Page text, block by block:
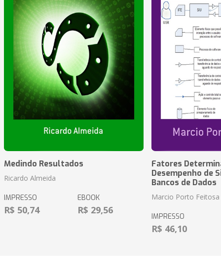
Medindo Resultados
Ricardo Almeida
IMPRESSO
R$ 50,74
EBOOK
R$ 29,56
Fatores
Desempenho de
Bancos de Dados
Marcio Porto Feitosa
IMPRESSO
R$ 46,10